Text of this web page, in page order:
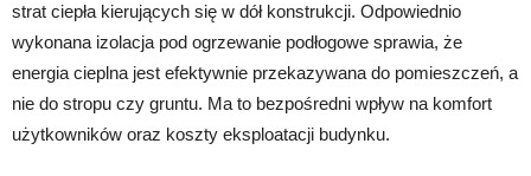
strat ciepła kierujących się w dół konstrukcji. Odpowiednio
wykonana izolacja pod ogrzewanie podłogowe sprawia, że
energia cieplna jest efektywnie przekazywana do pomieszczeń, a
nie do stropu czy gruntu. Ma to bezpośredni wpływ na komfort
użytkowników oraz koszty eksploatacji budynku.